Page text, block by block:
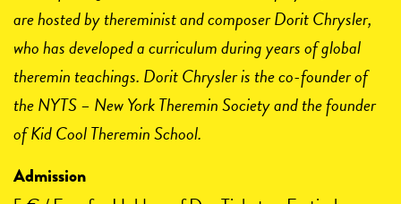
are hosted by thereminist and composer Dorit Chrysler,
who has developed a curriculum during years of global
theremin teachings. Dorit Chrysler is the co-founder of
the NYTS – New York Theremin Society and the founder
of Kid Cool Theremin School.
Admission